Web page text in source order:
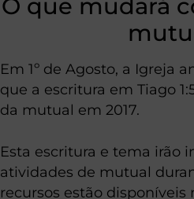
O que mudará
Em 1º de Agosto, a Igreja
que a escritura em Tiago
da mutual em 2017.
Esta escritura e tema irão
atividades de mutual
recursos estão disponíveis